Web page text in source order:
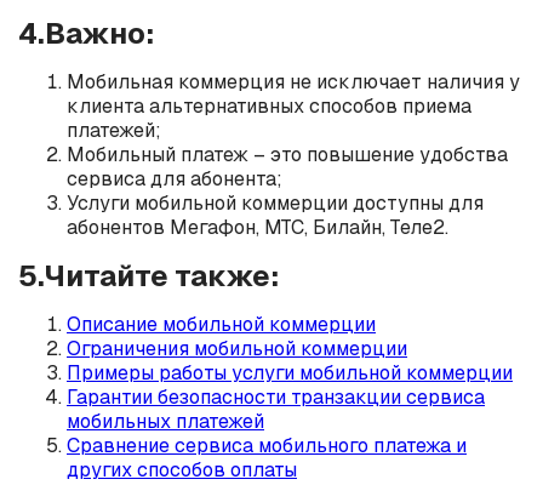
4.Важно:
Мобильная коммерция не исключает наличия у
клиента альтернативных способов приема
платежей;
Мобильный платеж – это повышение удобства
сервиса для абонента;
Услуги мобильной коммерции доступны для
абонентов Мегафон, МТС, Билайн, Теле2.
5.Читайте также:
Описание мобильной коммерции
Ограничения мобильной коммерции
Примеры работы услуги мобильной коммерции
Гарантии безопасности транзакции сервиса
мобильных платежей
Сравнение сервиса мобильного платежа и
других способов оплаты